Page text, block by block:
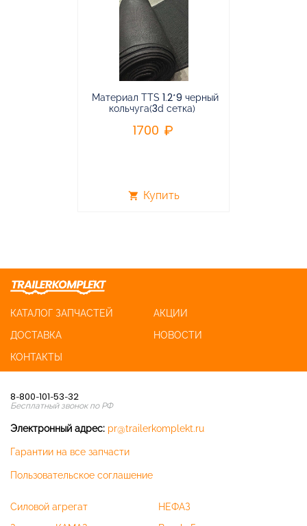
Материал TTS 1.2*9 черный
кольчуга(3d сетка)
1700
shopping_cart Купить
КАТАЛОГ ЗАПЧАСТЕЙ
АКЦИИ
ДОСТАВКА
НОВОСТИ
КОНТАКТЫ
8-800-101-53-32
Бесплатный звонок по РФ
Электронный адрес: pr@trailerkomplekt.ru
Гарантии на все запчасти
Пользовательское соглашение
Силовой агрегат
НЕФАЗ